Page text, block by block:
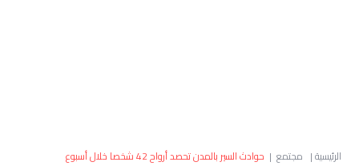
العالم الرئيسية| مجتمع | حوادث السير بالمدن تحصد أرواح 42 شخصا خلال أسبوع